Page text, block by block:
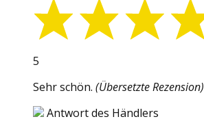
5
Sehr schön. (Übersetzte Rezension)
Antwort des Händlers